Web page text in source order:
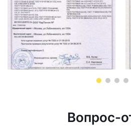
Вопрос-